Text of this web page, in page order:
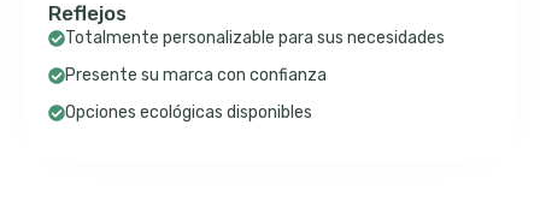
Reflejos
Totalmente personalizable para sus necesidades
Presente su marca con confianza
Opciones ecológicas disponibles